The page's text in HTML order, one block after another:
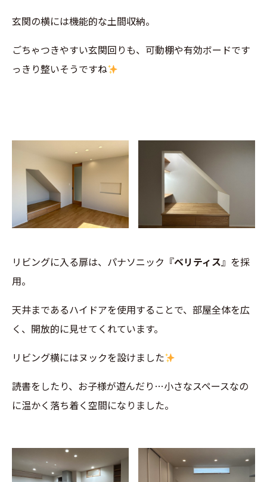
玄関の横には機能的な土間収納。
ごちゃつきやすい玄関回りも、可動棚や有効ボードです
っきり整いそうですね
リビングに入る扉は、パナソニック『ベリティス』を採
用。
天井まであるハイドアを使用することで、部屋全体を広
く、開放的に見せてくれています。
リビング横にはヌックを設けました
読書をしたり、お子様が遊んだり…小さなスペースなの
に温かく落ち着く空間になりました。